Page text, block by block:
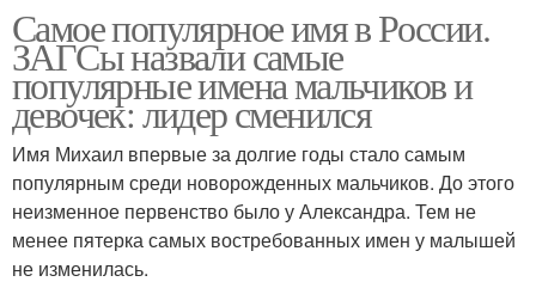
Самое популярное имя в России.
ЗАГСы назвали самые
популярные имена мальчиков и
девочек: лидер сменился
Имя Михаил впервые за долгие годы стало самым
популярным среди новорожденных мальчиков. До этого
неизменное первенство было у Александра. Тем не
менее пятерка самых востребованных имен у малышей
не изменилась.